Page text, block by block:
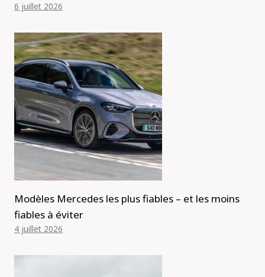
6 juillet 2026
Modèles Mercedes les plus fiables – et les moins
fiables à éviter
4 juillet 2026